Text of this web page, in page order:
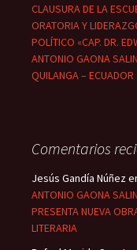
CLAUSURA DE LA
ORATORIA Y
POLÍTICO «CAP. DR.
ANTONIO GAONA
QUILANGA – ECUADOR
Comentarios
Jesús Gandía Núñez
ANTONIO GAONA
PRESENTA NUEVA
LITERARIA